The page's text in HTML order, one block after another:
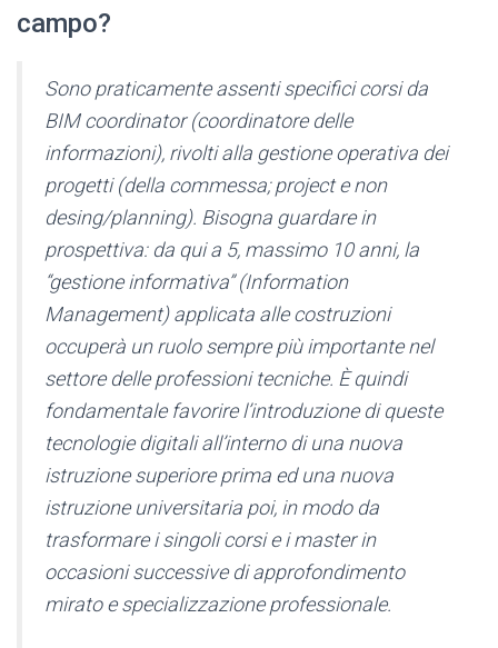
campo?
Sono praticamente assenti specifici corsi da
BIM coordinator (coordinatore delle
informazioni), rivolti alla gestione operativa dei
progetti (della commessa; project e non
desing/planning). Bisogna guardare in
prospettiva: da qui a 5, massimo 10 anni, la
“gestione informativa” (Information
Management) applicata alle costruzioni
occuperà un ruolo sempre più importante nel
settore delle professioni tecniche. È quindi
fondamentale favorire l’introduzione di queste
tecnologie digitali all’interno di una nuova
istruzione superiore prima ed una nuova
istruzione universitaria poi, in modo da
trasformare i singoli corsi e i master in
occasioni successive di approfondimento
mirato e specializzazione professionale.